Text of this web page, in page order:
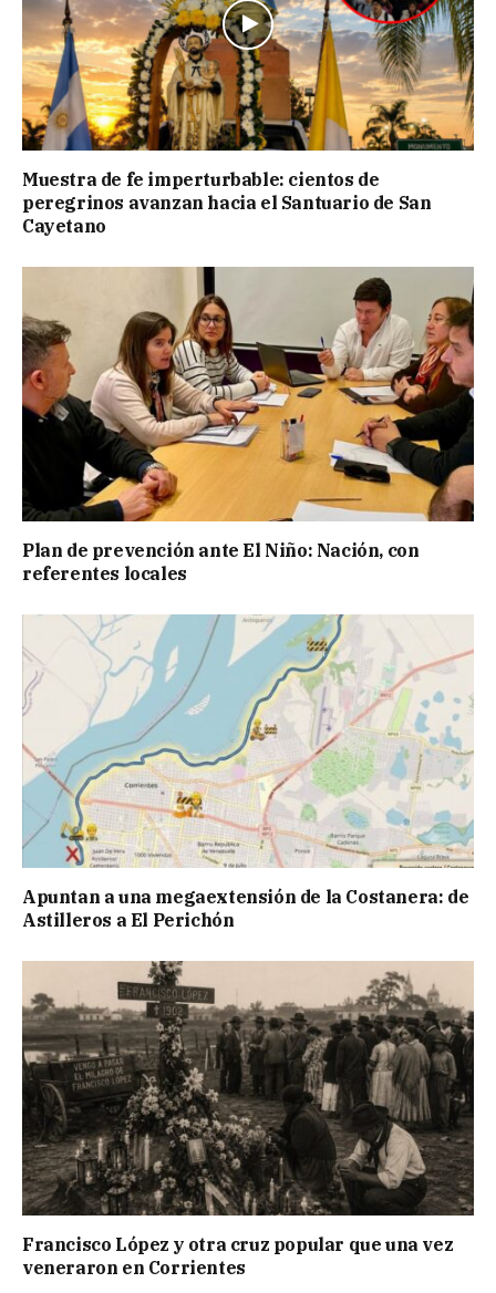
Muestra de fe imperturbable: cientos de
peregrinos avanzan hacia el Santuario de San
Cayetano
Plan de prevención ante El Niño: Nación, con
referentes locales
Apuntan a una megaextensión de la Costanera: de
Astilleros a El Perichón
Francisco López y otra cruz popular que una vez
veneraron en Corrientes